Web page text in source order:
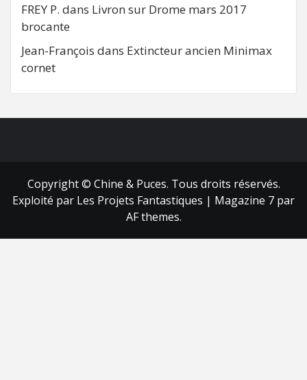
FREY P. dans Livron sur Drome mars 2017
brocante
Jean-François dans Extincteur ancien Minimax
cornet
Copyright © Chine & Puces. Tous droits réservés.
Exploité par Les Projets Fantastiques | Magazine 7 par
AF themes.